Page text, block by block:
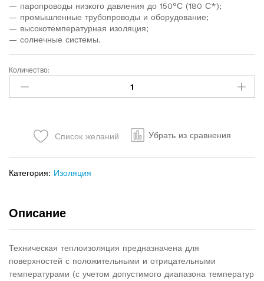
— паропроводы низкого давления до 150°С (180 С*);
— промышленные трубопроводы и оборудование;
— высокотемпературная изоляция;
— солнечные системы.
Количество:
Список желаний Убрать из сравнения
Категория: Изоляция
Описание
Техническая теплоизоляция предназначена для
поверхностей с положительными и отрицательными
температурами (с учетом допустимого диапазона температур